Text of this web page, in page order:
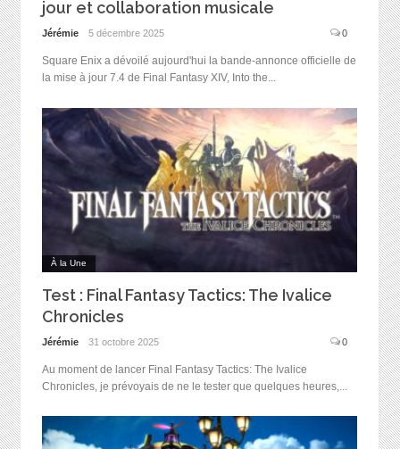
jour et collaboration musicale
Jérémie 5 décembre 2025 0
Square Enix a dévoilé aujourd'hui la bande-annonce officielle de
la mise à jour 7.4 de Final Fantasy XIV, Into the...
À la Une
Test : Final Fantasy Tactics: The Ivalice
Chronicles
Jérémie 31 octobre 2025 0
Au moment de lancer Final Fantasy Tactics: The Ivalice
Chronicles, je prévoyais de ne le tester que quelques heures,...